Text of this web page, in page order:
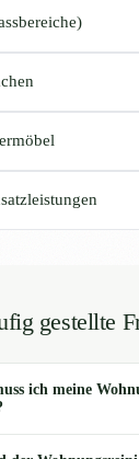
gestellte
ich meine